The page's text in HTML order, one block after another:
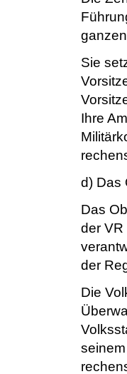
Sie
Ihre
d) Das
Das
der
der
Die